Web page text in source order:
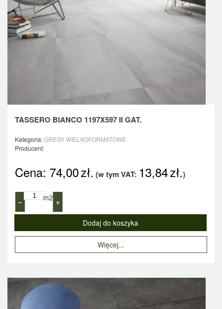
TASSERO BIANCO 1197X597 II GAT.
Kategoria:GRESY WIELKOFORMATOWE
Producent:
Cena: 74,00zł. (w tym VAT: 13,84zł.)
− m2 +
Więcej...